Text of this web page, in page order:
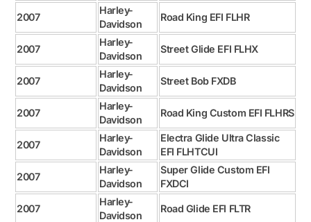
2007
Harley-
Davidson
Road King EFI FLHR
2007
Harley-
Davidson
Street Glide EFI FLHX
2007
Harley-
Davidson
Street Bob FXDB
2007
Harley-
Davidson
Road King Custom EFI FLHRS
2007
Harley-
Davidson
Electra Glide Ultra Classic
EFI FLHTCUI
2007
Harley-
Davidson
Super Glide Custom EFI
FXDCI
2007
Harley-
Davidson
Road Glide EFI FLTR